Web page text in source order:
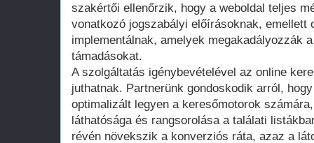
szakértői ellenőrzik, hogy a weboldal teljes
vonatkozó jogszabályi előírásoknak, emellett
implementálnak, amelyek megakadályozzák
támadásokat.
A szolgáltatás igénybevételével az online
juthatnak. Partnerünk gondoskodik arról,
optimalizált legyen a keresőmotorok
láthatósága és rangsorolása a találati
révén növekszik a konverziós ráta, azaz a